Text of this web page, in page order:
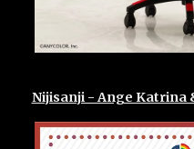
Nijisanji - Ange Katrina